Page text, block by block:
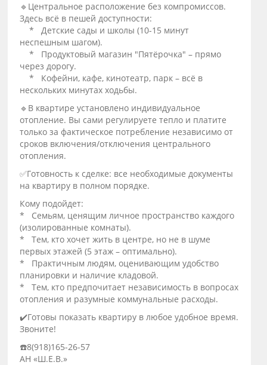
🔹Центральное расположение без компромиссов.
Здесь всё в пешей доступности:
* Детские сады и школы (10-15 минут
неспешным шагом).
* Продуктовый магазин "Пятёрочка" – прямо
через дорогу.
* Кофейни, кафе, кинотеатр, парк – всё в
нескольких минутах ходьбы.
🔹В квартире установлено индивидуальное
отопление. Вы сами регулируете тепло и платите
только за фактическое потребление независимо от
сроков включения/отключения центрального
отопления.
✅Готовность к сделке: все необходимые документы
на квартиру в полном порядке.
Кому подойдет:
* Семьям, ценящим личное пространство каждого
(изолированные комнаты).
* Тем, кто хочет жить в центре, но не в шуме
первых этажей (5 этаж – оптимально).
* Практичным людям, оценивающим удобство
планировки и наличие кладовой.
* Тем, кто предпочитает независимость в вопросах
отопления и разумные коммунальные расходы.
✔️Готовы показать квартиру в любое удобное время.
Звоните!
☎️8(918)165-26-57
АН «Ш.Е.В.»